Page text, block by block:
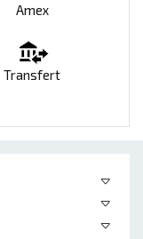
Amex
Transfert